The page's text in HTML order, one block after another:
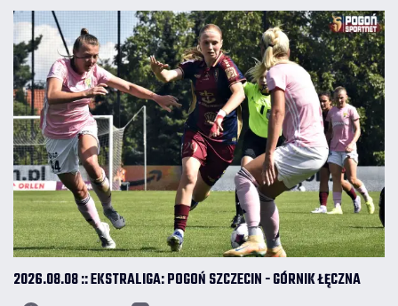
2026.08.08 :: EKSTRALIGA: POGOŃ SZCZECIN - GÓRNIK ŁĘCZNA